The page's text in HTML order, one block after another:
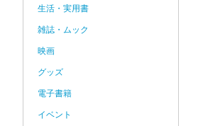
生活・実用書
雑誌・ムック
映画
グッズ
電子書籍
イベント